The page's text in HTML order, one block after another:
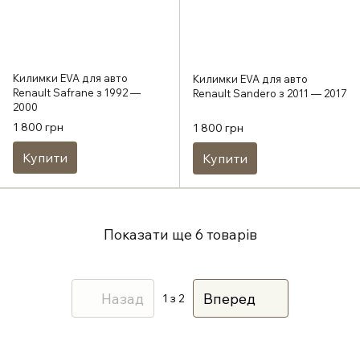
Килимки EVA для авто
Renault Safrane з 1992 —
2000
1 800 грн
Купити
Килимки EVA для авто
Renault Sandero з 2011 — 2017
1 800 грн
Купити
Показати ще 6 товарів
Назад 1 з 2 Вперед